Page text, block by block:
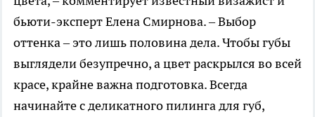
бьюти-эксперт Елена Смирнова. – Выбор
оттенка – это лишь половина дела. Чтобы губы
выглядели безупречно, а цвет раскрылся во всей
красе, крайне важна подготовка. Всегда
начинайте с деликатного пилинга для губ,